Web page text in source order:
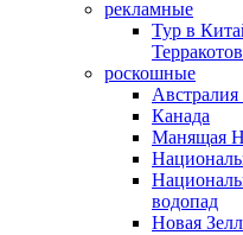
рекламные
Тур в
роскошные
Канада
Манящая
водопад
Новая